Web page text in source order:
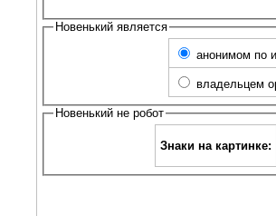
Новенький является
анонимом по
владельцем
Новенький не робот
Знаки на картинке: